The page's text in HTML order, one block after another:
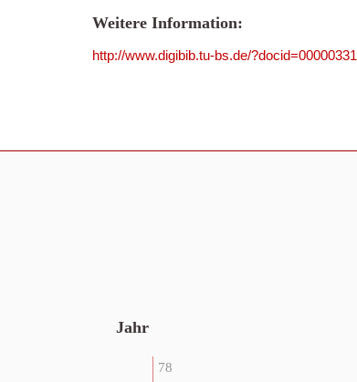
Weitere Information:
http://www.digibib.tu-bs.de/?docid=00000331
Jahr
78